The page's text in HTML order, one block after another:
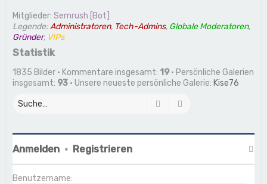
Mitglieder:Semrush [Bot]
Legende:Administratoren, Tech-Admins, Globale Moderatoren,
Gründer, VIPs
Statistik
1835 Bilder • Kommentare insgesamt: 19• Persönliche Galerien
insgesamt: 93 • Unsere neueste persönliche Galerie: Kise76
Suche
Anmelden • Registrieren
Benutzername: